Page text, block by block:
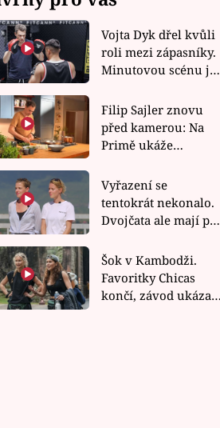
Vojta Dyk dřel kvůli
roli mezi zápasníky.
Minutovou scénu jel
Filip Sajler znovu
před kamerou: Na
Primě ukáže
rychlé recepty
Vyřazení se
tentokrát nekonalo.
Dvojčata ale mají po
závodu nůž na krku
Šok v Kambodži.
Favoritky Chicas
končí, závod ukázal